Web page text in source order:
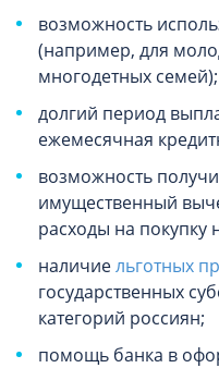
возможность
(например, для
многодетных семей);
долгий период
ежемесячная
возможность
имущественный
расходы на покупку
наличиельготных
государственных
категорий россиян;
помощь банка в